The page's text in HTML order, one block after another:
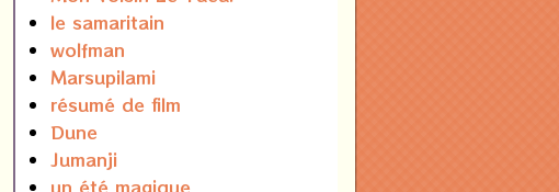
le samaritain
wolfman
Marsupilami
résumé de film
Dune
Jumanji